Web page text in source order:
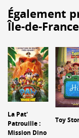
Également
Île-de-
La Pat'
Patrouille :
Mission Dino
Toy